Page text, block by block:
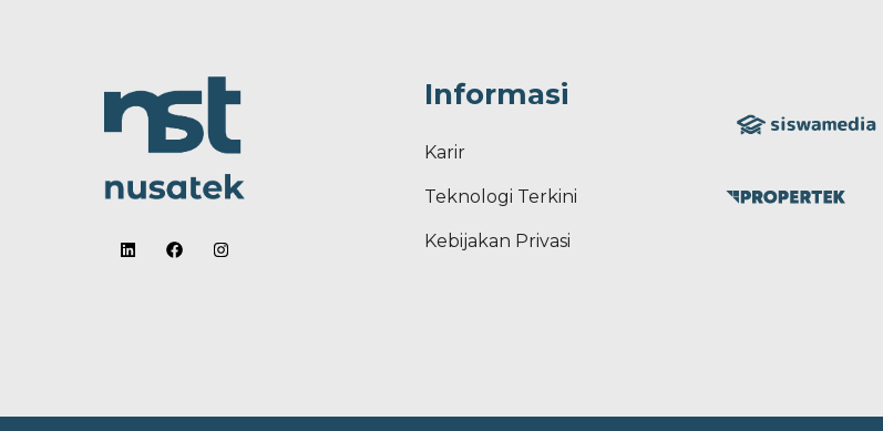
Informasi
Karir
Teknologi Terkini
Kebijakan Privasi